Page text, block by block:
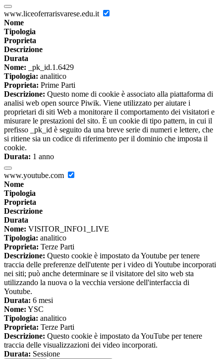
www.liceoferrarisvarese.edu.it
Nome
Tipologia
Proprieta
Descrizione
Durata
Nome: _pk_id.1.6429
Tipologia: analitico
Proprieta: Prime Parti
Descrizione: Questo nome di cookie è associato alla piattaforma di
analisi web open source Piwik. Viene utilizzato per aiutare i
proprietari di siti Web a monitorare il comportamento dei visitatori e
misurare le prestazioni del sito. È un cookie di tipo pattern, in cui il
prefisso _pk_id è seguito da una breve serie di numeri e lettere, che
si ritiene sia un codice di riferimento per il dominio che imposta il
cookie.
Durata: 1 anno
www.youtube.com
Nome
Tipologia
Proprieta
Descrizione
Durata
Nome: VISITOR_INFO1_LIVE
Tipologia: analitico
Proprieta: Terze Parti
Descrizione: Questo cookie è impostato da Youtube per tenere
traccia delle preferenze dell'utente per i video di Youtube incorporati
nei siti; può anche determinare se il visitatore del sito web sta
utilizzando la nuova o la vecchia versione dell'interfaccia di
Youtube.
Durata: 6 mesi
Nome: YSC
Tipologia: analitico
Proprieta: Terze Parti
Descrizione: Questo cookie è impostato da YouTube per tenere
traccia delle visualizzazioni dei video incorporati.
Durata: Sessione